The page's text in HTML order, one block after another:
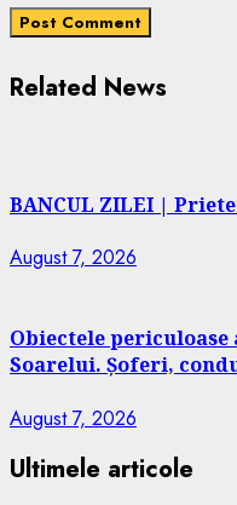
Related News
BANCUL ZILEI |
August 7, 2026
Obiectele
Soarelui. Șoferi,
August 7, 2026
Ultimele articole